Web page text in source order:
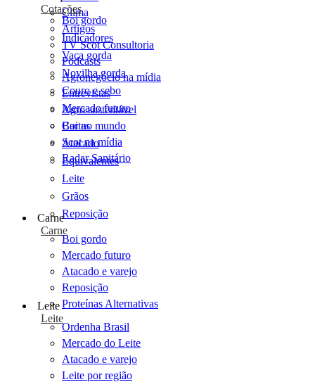
Clima
Artigos
TV Scot Consultoria
Podcasts
Agronegócio na mídia
Entrevistas
Agro sustentável
Cartas
Scot na mídia
Radar Sanitário
Cotações
Boi gordo
Indicadores
Vaca gorda
Novilha gorda
Couro e sebo
Mercado futuro
Boi no mundo
Atacado
Equivalentes
Leite
Grãos
Reposição
Carne
Carne
Boi gordo
Mercado futuro
Atacado e varejo
Reposição
Proteínas Alternativas
Leite
Leite
Ordenha Brasil
Mercado do Leite
Atacado e varejo
Leite por região